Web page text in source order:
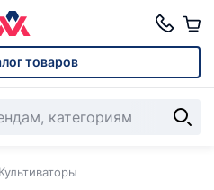
товаров
Культиваторы